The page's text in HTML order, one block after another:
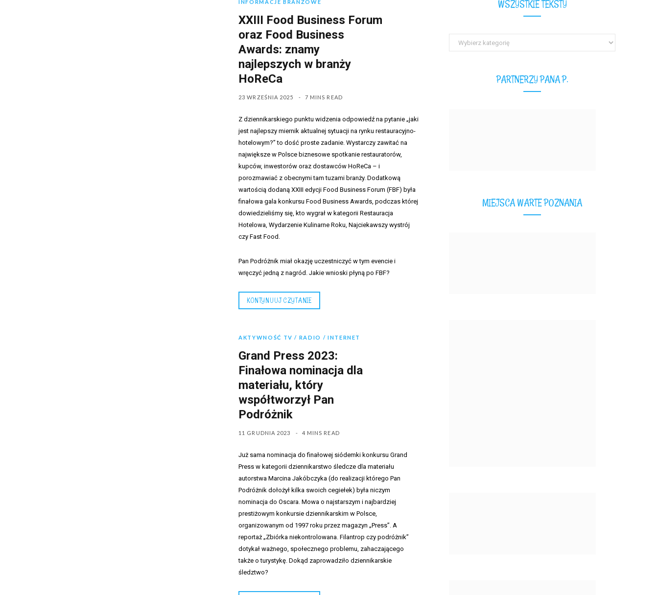
INFORMACJE BRANŻOWE
XXIII Food Business Forum
oraz Food Business
Awards: znamy
najlepszych w branży
HoReCa
23 WRZEŚNIA 2025 7 MINS READ
Z dziennikarskiego punktu widzenia odpowiedź na pytanie „jaki
jest najlepszy miernik aktualnej sytuacji na rynku restauracyjno-
hotelowym?” to dość proste zadanie. Wystarczy zawitać na
największe w Polsce biznesowe spotkanie restauratorów,
kupców, inwestorów oraz dostawców HoReCa – i
porozmawiać z obecnymi tam tuzami branży. Dodatkową
wartością dodaną XXIII edycji Food Business Forum (FBF) była
finałowa gala konkursu Food Business Awards, podczas której
dowiedzieliśmy się, kto wygrał w kategorii Restauracja
Hotelowa, Wydarzenie Kulinarne Roku, Najciekawszy wystrój
czy Fast Food.
Pan Podróżnik miał okazję uczestniczyć w tym evencie i
wręczyć jedną z nagród. Jakie wnioski płyną po FBF?
KONTYNUUJ CZYTANIE
AKTYWNOŚĆ TV / RADIO / INTERNET
Grand Press 2023:
Finałowa nominacja dla
materiału, który
współtworzył Pan
Podróżnik
11 GRUDNIA 2023 4 MINS READ
Już sama nominacja do finałowej siódemki konkursu Grand
Press w kategorii dziennikarstwo śledcze dla materiału
autorstwa Marcina Jakóbczyka (do realizacji którego Pan
Podróżnik dołożył kilka swoich cegiełek) była niczym
nominacja do Oscara. Mowa o najstarszym i najbardziej
prestiżowym konkursie dziennikarskim w Polsce,
organizowanym od 1997 roku przez magazyn „Press”. A
reportaż „Zbiórka niekontrolowana. Filantrop czy podróżnik”
dotykał ważnego, społecznego problemu, zahaczającego
także o turystykę. Dokąd zaprowadziło dziennikarskie
śledztwo?
WSZYSTKIE TEKSTY
Wszystkie
teksty
PARTNERZY PANA P.
MIEJSCA WARTE POZNANIA